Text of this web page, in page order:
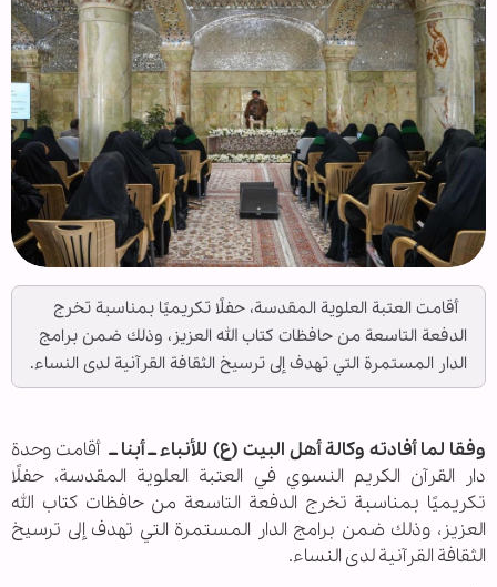
أقامت العتبة العلوية المقدسة، حفلًا تكريميًا بمناسبة تخرج
الدفعة التاسعة من حافظات كتاب الله العزيز، وذلك ضمن برامج
الدار المستمرة التي تهدف إلى ترسيخ الثقافة القرآنية لدى النساء.
وفقا لما أفادته وكالة أهل البيت (ع) للأنباء ــ أبنا ــأقامت وحدة
دار القرآن الكريم النسوي في العتبة العلوية المقدسة، حفلًا
تكريميًا بمناسبة تخرج الدفعة التاسعة من حافظات كتاب الله
العزيز، وذلك ضمن برامج الدار المستمرة التي تهدف إلى ترسيخ
الثقافة القرآنية لدى النساء.